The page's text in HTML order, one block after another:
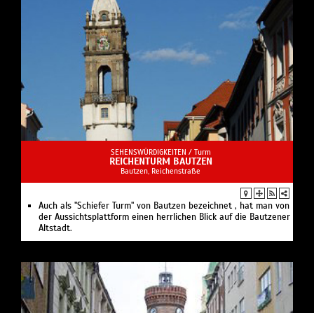
SEHENSWÜRDIGKEITEN / Turm
REICHENTURM BAUTZEN
Bautzen, Reichenstraße
Auch als "Schiefer Turm" von Bautzen bezeichnet , hat man von
der Aussichtsplattform einen herrlichen Blick auf die Bautzener
Altstadt.